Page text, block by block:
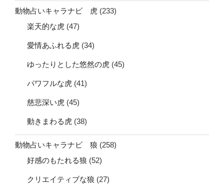
動物占いキャラナビ 虎 (233)
楽天的な虎 (47)
愛情あふれる虎 (34)
ゆったりとした悠然の虎 (45)
パワフルな虎 (41)
慈悲深い虎 (45)
動きまわる虎 (38)
動物占いキャラナビ 狼 (258)
好感のもたれる狼 (52)
クリエイティブな狼 (27)